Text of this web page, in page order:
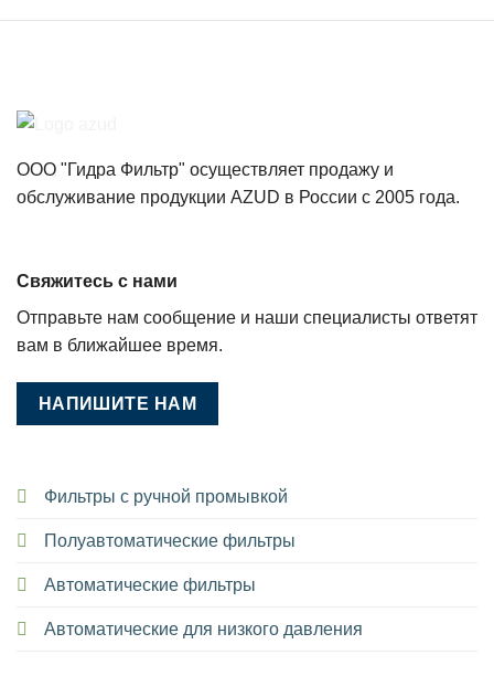
ООО "Гидра Фильтр" осуществляет продажу и
обслуживание продукции AZUD в России с 2005 года.
Фильтры с ручной промывкой
Полуавтоматические фильтры
Автоматические фильтры
Автоматические для низкого давления
Свяжитесь с нами
Отправьте нам сообщение и наши специалисты ответят
вам в ближайшее время.
НАПИШИТЕ НАМ